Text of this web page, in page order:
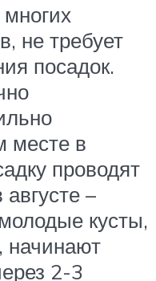
не требует
посадок.
месте в
проводят
–
кусты,
начинают
2-3